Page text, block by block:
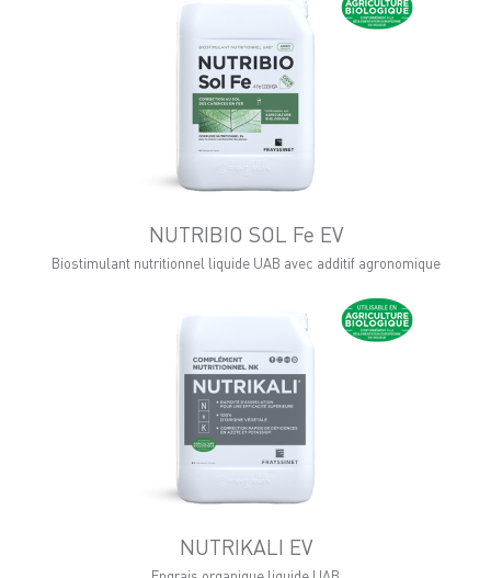
NUTRIBIO SOL Fe EV
Biostimulant nutritionnel liquide UAB avec additif agronomique
NUTRIKALI EV